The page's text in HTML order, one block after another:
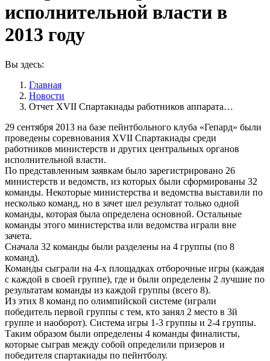
исполнительной власти в
2013 году
Вы здесь:
Главная
Новости
Отчет XVII Спартакиады работников аппарата…
29 сентября 2013 на базе пейнтбольного клуба «Гепард» были
проведены соревнования XVII Спартакиады среди
работников министерств и других центральных органов
исполнительной власти.
По представленным заявкам было зарегистрировано 26
министерств и ведомств, из которых были сформированы 32
команды. Некоторые министерства и ведомства выставили по
несколько команд, но в зачет шел результат только одной
команды, которая была определена основной. Остальные
команды этого министерства или ведомства играли вне
зачета.
Сначала 32 команды были разделены на 4 группы (по 8
команд).
Команды сыграли на 4-х площадках отборочные игры (каждая
с каждой в своей группе), где и были определены 2 лучшие по
результатам команды из каждой группы (всего 8).
Из этих 8 команд по олимпийской системе (играли
победитель первой группы с тем, кто занял 2 место в 3й
группе и наоборот). Система игры 1-3 группы и 2-4 группы.
Таким образом были определены 4 команды финалисты,
которые сыграв между собой определили призеров и
победителя спартакиады по пейнтболу.